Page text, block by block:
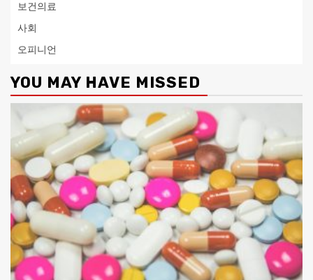
보건의료
사회
오피니언
YOU MAY HAVE MISSED